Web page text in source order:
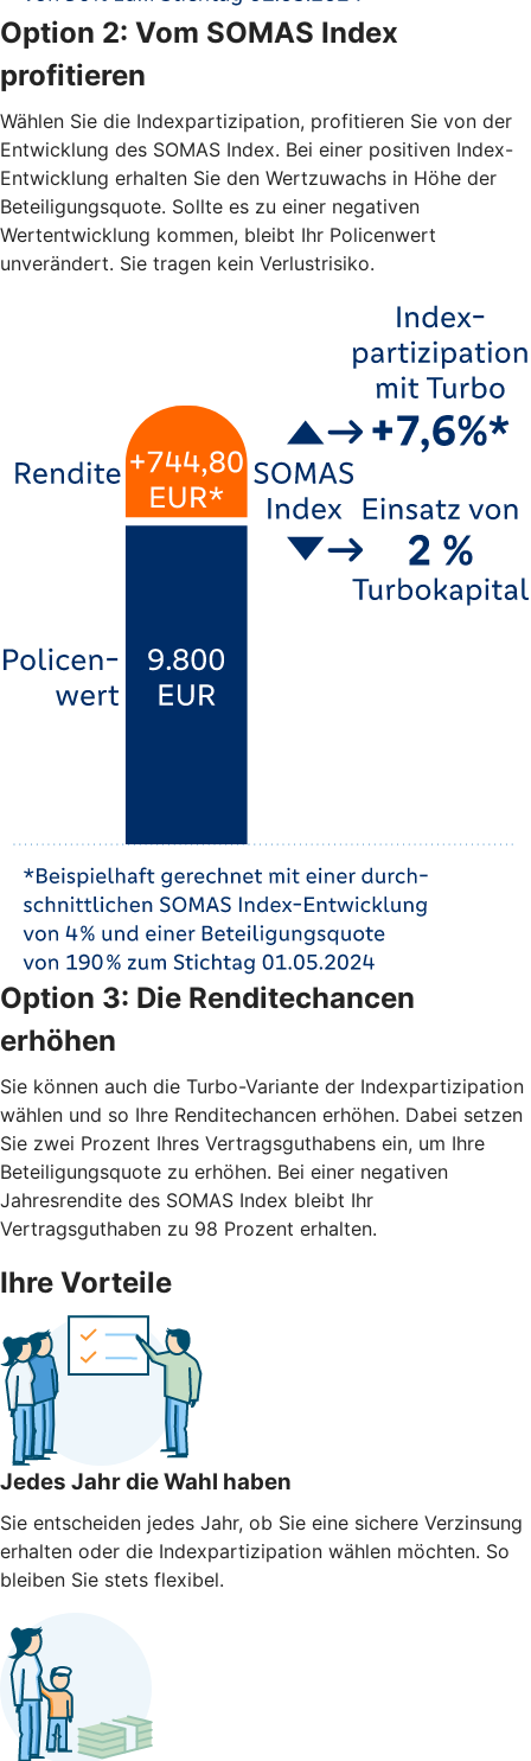
Option 2: Vom SOMAS Index
profitieren
Wählen Sie die Indexpartizipation, profitieren Sie von der
Entwicklung des SOMAS Index. Bei einer positiven Index-
Entwicklung erhalten Sie den Wertzuwachs in Höhe der
Beteiligungsquote. Sollte es zu einer negativen
Wertentwicklung kommen, bleibt Ihr Policenwert
unverändert. Sie tragen kein Verlustrisiko.
Option 3: Die Renditechancen
erhöhen
Sie können auch die Turbo-Variante der Indexpartizipation
wählen und so Ihre Renditechancen erhöhen. Dabei setzen
Sie zwei Prozent Ihres Vertragsguthabens ein, um Ihre
Beteiligungsquote zu erhöhen. Bei einer negativen
Jahresrendite des SOMAS Index bleibt Ihr
Vertragsguthaben zu 98 Prozent erhalten.
Ihre Vorteile
Jedes Jahr die Wahl haben
Sie entscheiden jedes Jahr, ob Sie eine sichere Verzinsung
erhalten oder die Indexpartizipation wählen möchten. So
bleiben Sie stets flexibel.